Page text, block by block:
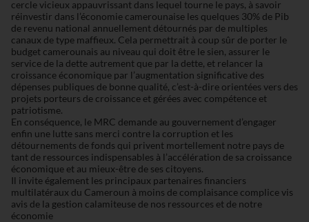
cercle vicieux appauvrissant dans lequel tourne le pays, à savoir
réinvestir dans l’économie camerounaise les quelques 30% de Pib
de revenu national annuellement détournés par de multiples
canaux de type maffieux. Cela permettrait à coup sûr de porter le
budget camerounais au niveau qui doit être le sien, assurer le
service de la dette autrement que par la dette, et relancer la
croissance économique par l’augmentation significative des
dépenses publiques de bonne qualité, c’est-à-dire orientées vers des
projets porteurs de croissance et gérées avec compétence et
patriotisme.
En conséquence, le MRC demande au gouvernement d’engager
enfin une lutte sans merci contre la corruption et les
détournements de fonds qui privent mortellement notre pays de
tant de ressources indispensables à l’accélération de sa croissance
économique et au mieux-être de ses citoyens.
Il invite également les principaux partenaires financiers
multilatéraux du Cameroun à moins de complaisance complice vis
avis de la gestion calamiteuse de nos ressources et de notre
économie